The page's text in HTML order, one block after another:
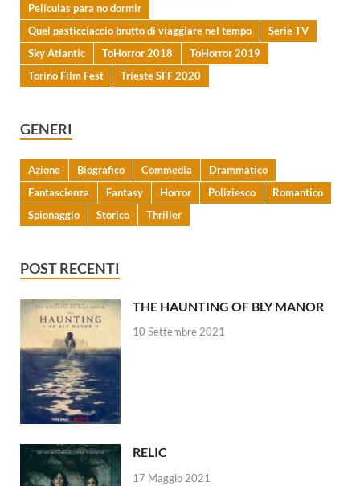
Peliculas para no dormir
Quel pasticciaccio brutto di viaggiare nel tempo
Serie TV
Sky Atlantic
ToHorror 2018
ToHorror 2019
Torino Film Fest
Trieste SFF 2020
GENERI
Azione Biografico Commedia
Drammatico
Fantascienza
Fantasy Horror Poliziesco
Romantico
Spionaggio
Storico Thriller
POST RECENTI
THE HAUNTING OF BLY MANOR
10 Settembre 2021
RELIC
17 Maggio 2021